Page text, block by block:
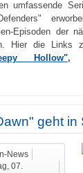
umfassende
Episoden der
Hier die Links
Hollow"
geht in
News
07.